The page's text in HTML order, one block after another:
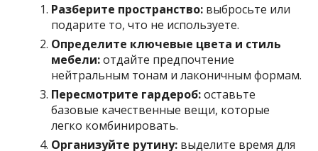
Разберите пространство: выбросьте или
подарите то, что не используете.
Определите ключевые цвета и стиль
мебели:отдайте предпочтение
нейтральным тонам и лаконичным формам.
Пересмотрите гардероб:оставьте
базовые качественные вещи, которые
легко комбинировать.
Организуйте рутину: выделите время для